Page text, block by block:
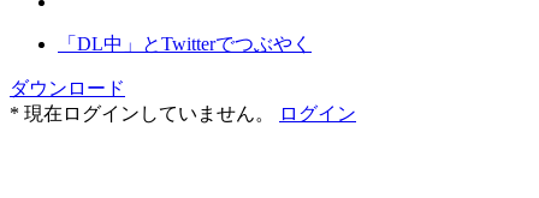
「DL中」とTwitterでつぶやく
ダウンロード
* 現在ログインしていません。
ログイン